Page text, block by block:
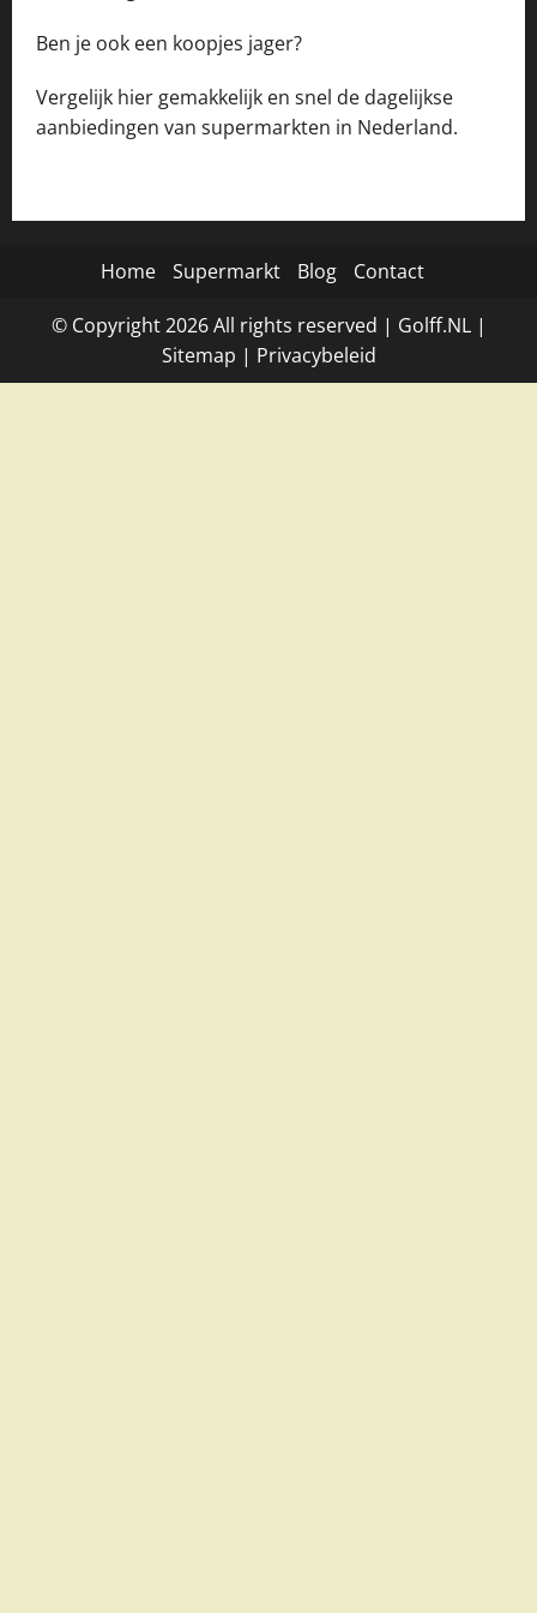
Ben je ook een koopjes jager?
Vergelijk hier gemakkelijk en snel de dagelijkse
aanbiedingen van supermarkten in Nederland.
Home Supermarkt Blog Contact
© Copyright2026All rights reserved | Golff.NL|
Sitemap | Privacybeleid